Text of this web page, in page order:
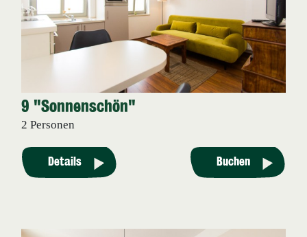
9 "Sonnenschön"
2 Personen
Details Buchen